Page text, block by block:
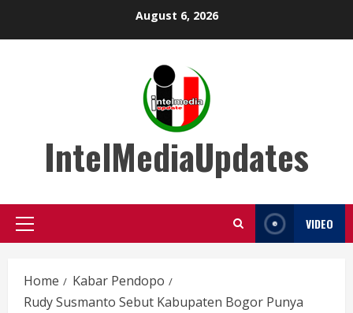
August 6, 2026
IntelMediaUpdates
Primary
VIDEO
Home
Kabar Pendopo
Rudy Susmanto Sebut Kabupaten Bogor Punya